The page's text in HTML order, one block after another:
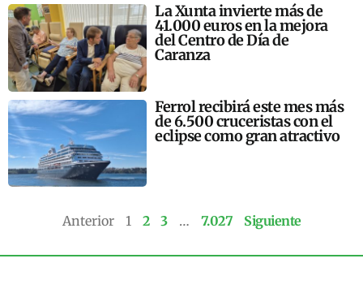
La Xunta invierte más de
41.000 euros en la mejora
del Centro de Día de
Caranza
Ferrol recibirá este mes más
de 6.500 cruceristas con el
eclipse como gran atractivo
Anterior 1 2 3 … 7.027 Siguiente